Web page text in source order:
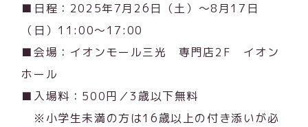
■日程：2025年7月26日（土）～8月17日
（日）11:00～17:00
■会場：イオンモール三光 専門店2F イオン
ホール
■入場料：500円／3歳以下無料
※小学生未満の方は16歳以上の付き添いが必